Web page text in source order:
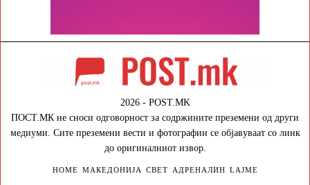
2026 - POST.MK
ПОСТ.МК не сноси одговорност за содржините преземени од други
медиуми. Сите преземени вести и фотографии се објавуваат со линк
до оригиналниот извор.
HOME МАКЕДОНИЈА СВЕТ АДРЕНАЛИН LAJME